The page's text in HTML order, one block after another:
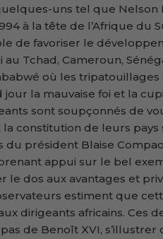
uns tel que Nelson
à la tête de l’Afrique du
de favoriser le
Tchad, Cameroun,
où les tripatouillages
la mauvaise foi et la
sont soupçonnés de
constitution de leurs pays
du président Blaise
appui sur le bel
le dos aux avantages et
estiment que
dirigeants africains. Ces
de Benoît XVI, s’illustrer